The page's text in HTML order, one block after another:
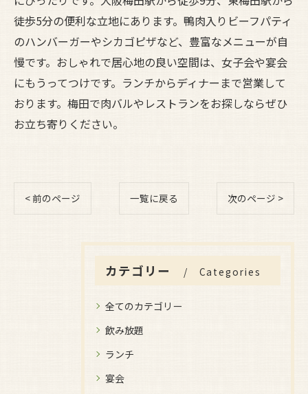
徒歩5分の便利な立地にあります。鴨肉入りビーフパティ
のハンバーガーやシカゴピザなど、豊富なメニューが自
慢です。おしゃれで居心地の良い空間は、女子会や宴会
にもうってつけです。ランチからディナーまで営業して
おります。梅田で肉バルやレストランをお探しならぜひ
お立ち寄りください。
< 前のページ 一覧に戻る 次のページ >
カテゴリー Categories
全てのカテゴリー
飲み放題
ランチ
宴会